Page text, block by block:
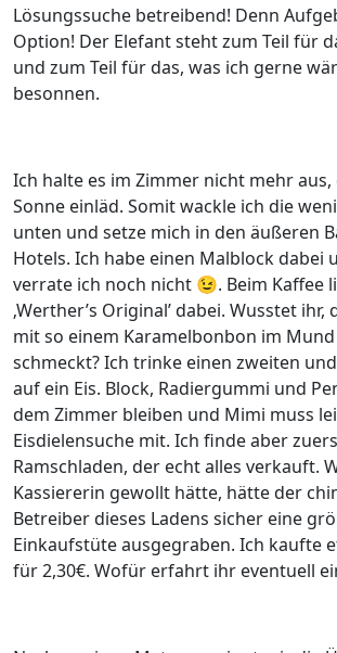
Lösungssuche betreibend! Denn
Option! Der Elefant steht zum Teil für
und zum Teil für das, was ich gerne
besonnen.
Ich halte es im Zimmer nicht mehr
Sonne einläd. Somit wackle ich die
unten und setze mich in den äußeren
Hotels. Ich habe einen Malblock dabei
verrate ich noch nicht 😉. Beim Kaffee
‚Werther’s Original’ dabei. Wusstet ihr,
mit so einem Karamelbonbon im
schmeckt? Ich trinke einen zweiten
auf ein Eis. Block, Radiergummi und
dem Zimmer bleiben und Mimi muss
Eisdielensuche mit. Ich finde aber
Ramschladen, der echt alles verkauft.
Kassiererin gewollt hätte, hätte der
Betreiber dieses Ladens sicher eine
Einkaufstüte ausgegraben. Ich kaufte
für 2,30€. Wofür erfahrt ihr eventuell